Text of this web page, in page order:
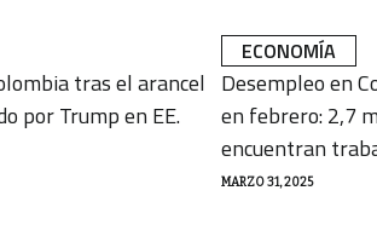
tras el arancel
por Trump en EE.
ECONOMÍA
MARZO 31, 2025
Desempleo en
en febrero: 2,7
encuentran